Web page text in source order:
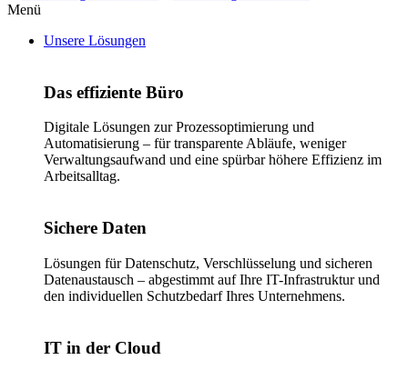
Menü
Unsere Lösungen
Das effiziente Büro
Digitale Lösungen zur Prozessoptimierung und
Automatisierung – für transparente Abläufe, weniger
Verwaltungsaufwand und eine spürbar höhere Effizienz im
Arbeitsalltag.
Sichere Daten
Lösungen für Datenschutz, Verschlüsselung und sicheren
Datenaustausch – abgestimmt auf Ihre IT-Infrastruktur und
den individuellen Schutzbedarf Ihres Unternehmens.
IT in der Cloud